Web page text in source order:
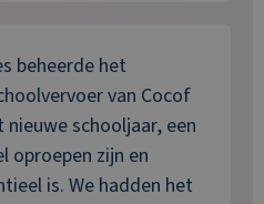
beheerde het
van Cocof
schooljaar, een
oproepen zijn en
is. We hadden het